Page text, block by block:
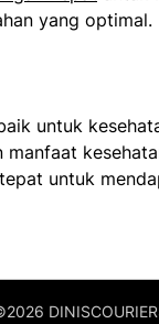
yang optimal.
untuk
untuk